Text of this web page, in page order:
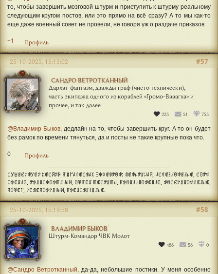
то, чтобы завершить мозговой штурм и приступить к штурму реальному
следующим кругом постов, или это прямо на всё сразу? А то мы как-то
еще даже военный совет не провели, не говоря уж о раздаче приказов
+1 Профиль
САНДРО ВЕТРОТКАННЫЙ
Дархат-фантазм, дважды граф (чисто технически),
часть экипажа одного из кораблей «Громо-Вааагха» и
прочее, и так далее
225 51 755
#57
25-10-2025, 15:15:02
@Владимир Быков, дедлайн на то, чтобы завершить круг. А то он будет
без рамок по времени тянуться, да и посты не такие крупные пока что.
0 Профиль
ꊐꌦꁁꂅꊐꉢꃃꌦꂅꉢ ꅓꂅꊐꋪꉢꀲ ꂵꁲ꒕ꈤꃏꂅꊐꂪꈤꉧ ꎆꂈꂈꂅꂪꉢꏿꃃ: ꀊꂅꃃꈤꉢꁲꈥꈤꋪ, ꈤꊐꃏꂅ꒱ꍬꏿꃃꂅꍬꈤꂅ, ꊐꏿꉢꃃ
ꏿꉣꂅꍬꈤꂅ, ꉢꉣꁲꍬꊐꂈꏿꉣꂵꁲꈥꈤꋪ, ꏿꃥꂵꂅꍬ ꂵꂅꊐꉢꁲꂵꈤ, ꊮꉣꏿꍬꈤꂪꍬꏿꃃꂅꍬꈤꂅ, ꃃꏿꊐꊐꉢꁲꍬꏿꃃꀊꂅꍬꈤꂅ,
ꊮꏿꃥꂅ꒕, ꉢꂅꀊꂅꊮꏿꉣꉢꁲꈥꈤꋪ, ꊮꉣꂅꅓꊐꂪꁲ꒱ꁲꍬꈤꂅ.
ВЛАДИМИР БЫКОВ
Штурм-Командор ЧВК Молот
486 56 0
#58
25-10-2025, 15:19:58
@Сандро Ветротканный, да-да, небольшие постики. У меня особенно